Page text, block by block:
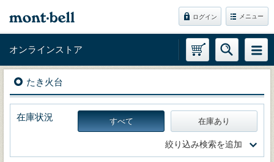
ログイン メニュー
オンラインストア
たき火台
在庫状況 すべて 在庫あり
絞り込み検索を追加